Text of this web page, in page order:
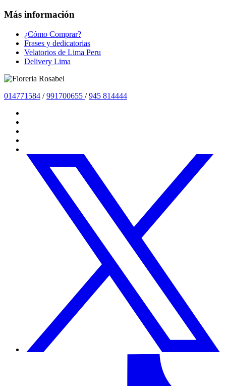
Más información
¿Cómo Comprar?
Frases y dedicatorias
Velatorios de Lima Peru
Delivery Lima
014771584 /991700655 /945 814444